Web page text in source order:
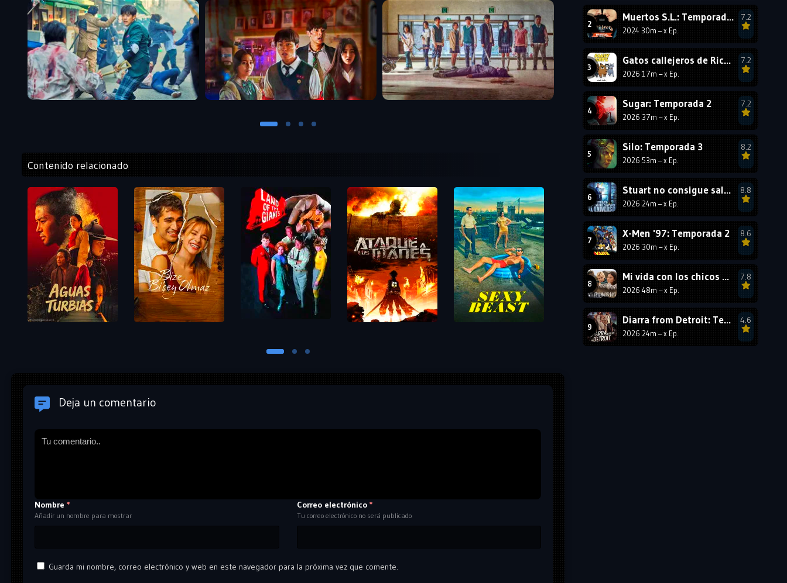
Contenido relacionado
Deja un comentario
Nombre *
Añadir un nombre para mostrar
Correo electrónico *
Tu correo electrónico no será publicado
Guarda mi nombre, correo electrónico y web en este navegador para la próxima vez que comente.
1996 1995 1994
1993 1992
1990 1989 1988
1987 1986
1984
1981 1980
1978
Muertos S.L.: Temporada 4
2024 30m – x Ep.
7.2
Gatos callejeros de Ricky Gervais: Temporada 1
2026 17m – x Ep.
7.2
Sugar: Temporada 2
2026 37m – x Ep.
7.2
Silo: Temporada 3
2026 53m – x Ep.
8.2
Stuart no consigue salvar el Universo: Temporada 1
2026 24m – x Ep.
8.8
X-Men '97: Temporada 2
2026 30m – x Ep.
8.6
Mi vida con los chicos Walter: Temporada 3
2026 48m – x Ep.
7.8
Diarra from Detroit: Temporada 2
2026 24m – x Ep.
4.6